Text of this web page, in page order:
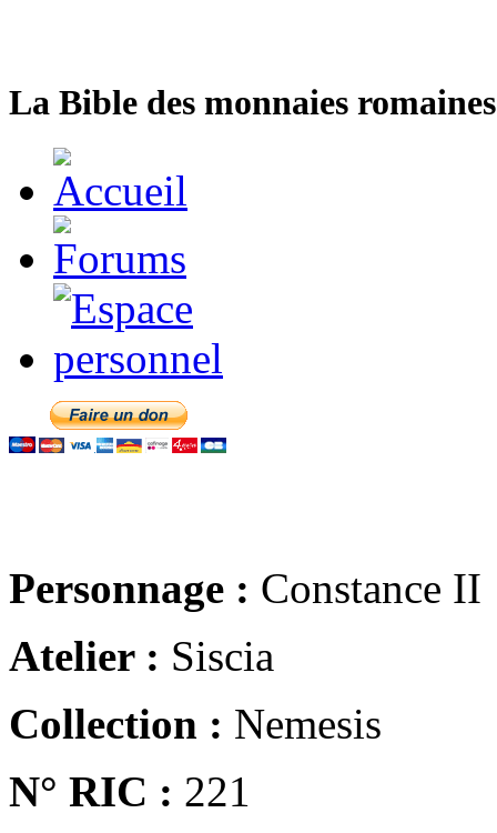
La Bible des monnaies
Personnage : Constance II
Atelier : Siscia
Collection : Nemesis
N° RIC : 221